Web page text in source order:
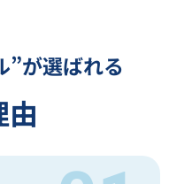
”が選ばれる
由